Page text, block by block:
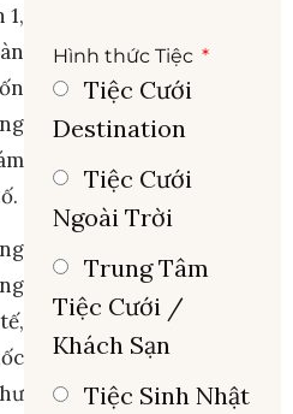
1,
Hình thức Tiệc
Tiệc Cưới
Destination
Tiệc Cưới
Ngoài Trời
Trung Tâm
Tiệc Cưới /
Khách Sạn
Tiệc Sinh Nhật